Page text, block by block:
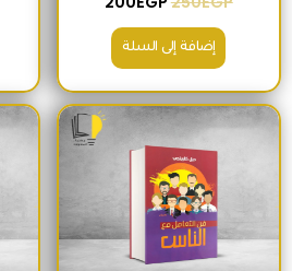
إضافة إلى السلة
السعر الأصلي هو: 180EGP.السعر الحالي هو: 170EGP.